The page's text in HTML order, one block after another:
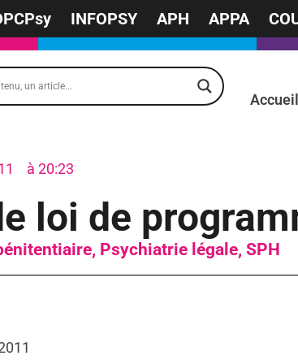
INFOPSY APH APPA
Accueil
à 20:23
loi de
, Psychiatrie légale, SPH